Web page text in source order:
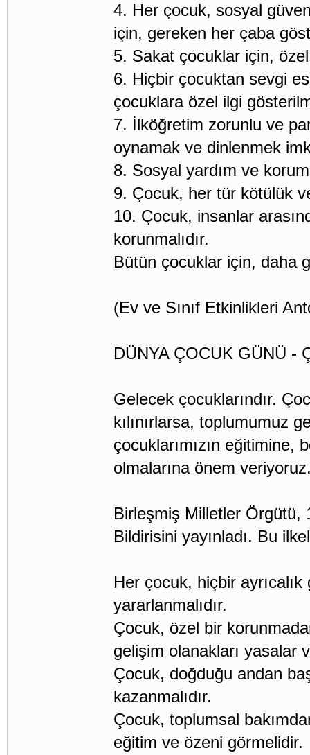
4. Her çocuk, sosyal
için, gereken her çaba
5. Sakat çocuklar için,
6. Hiçbir çocuktan sevgi
çocuklara özel ilgi
7. İlköğretim zorunlu ve
oynamak ve dinlenmek
8. Sosyal yardım ve
9. Çocuk, her tür kötülük
10. Çocuk, insanlar
korunmalıdır.
Bütün çocuklar için, daha
(Ev ve Sınıf Etkinlikleri
DÜNYA ÇOCUK GÜNÜ -
Gelecek çocuklarındır.
kılınırlarsa, toplumumuz
çocuklarımızın eğitimine,
olmalarına önem
Birleşmiş Milletler Örgütü,
Bildirisini yayınladı. Bu
Her çocuk, hiçbir
yararlanmalıdır.
Çocuk, özel bir
gelişim olanakları yasalar
Çocuk, doğduğu andan
kazanmalıdır.
Çocuk, toplumsal
eğitim ve özeni görmelidir.